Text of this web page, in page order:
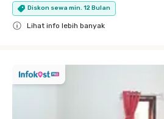
Diskon sewa min. 12 Bulan
Lihat info lebih banyak